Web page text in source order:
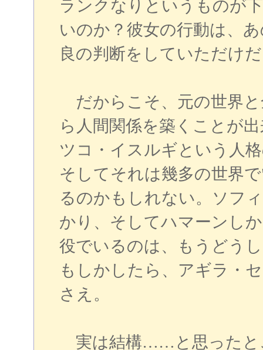
ランクなりというものが
いのか？彼女の行動は、
良の判断をしていただけ
だからこそ、元の世界
ら人間関係を築くことが
ツコ・イスルギという人
そしてそれは幾多の世界
るのかもしれない。ソフ
かり、そしてハマーンし
役でいるのは、もうどう
もしかしたら、アギラ・
さえ。
実は結構……と思ったと